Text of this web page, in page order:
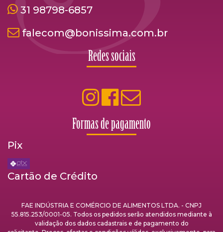
31 98798-6857
falecom@bonissima.com.br
Redes sociais
Formas de pagamento
Pix
Cartão de Crédito
FAE INDÚSTRIA E COMÉRCIO DE ALIMENTOS LTDA. - CNPJ
55.815.253/0001-05. Todos os pedidos serão atendidos mediante à
validação dos dados cadastrais e de pagamento do